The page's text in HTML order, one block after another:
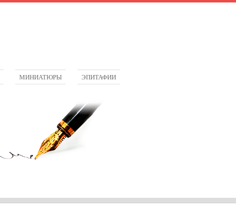
МИНИАТЮРЫ ЭПИТАФИИ